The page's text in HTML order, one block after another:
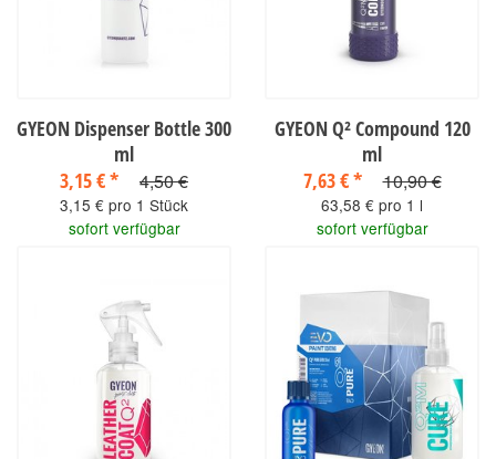
GYEON Dispenser Bottle 300
ml
3,15 €* 4,50 €
3,15 € pro 1 Stück
sofort verfügbar
GYEON Q² Compound 120
ml
7,63 €* 10,90 €
63,58 € pro 1 l
sofort verfügbar